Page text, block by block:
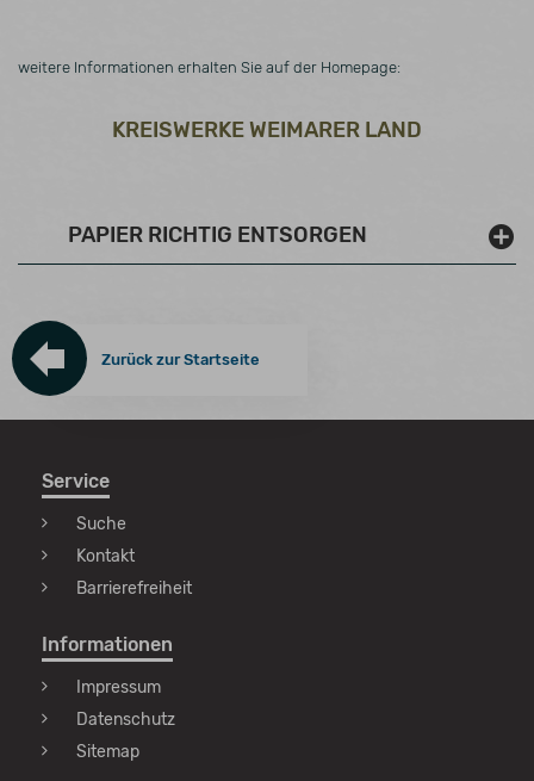
weitere Informationen erhalten Sie auf der Homepage:
KREISWERKE WEIMARER LAND
PAPIER RICHTIG ENTSORGEN
Zurück zur Startseite
Service
Suche
Kontakt
Barrierefreiheit
Informationen
Impressum
Datenschutz
Sitemap